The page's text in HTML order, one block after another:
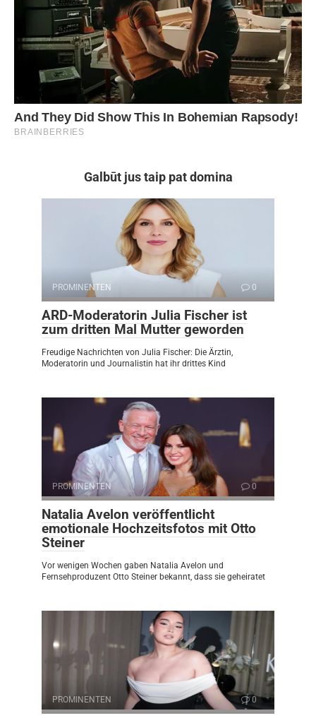
Galbūt jus taip pat domina
PROMINENTEN 0
ARD-Moderatorin Julia Fischer ist
zum dritten Mal Mutter geworden
Freudige Nachrichten von Julia Fischer: Die Ärztin,
Moderatorin und Journalistin hat ihr drittes Kind
PROMINENTEN 0
Natalia Avelon veröffentlicht
emotionale Hochzeitsfotos mit Otto
Steiner
Vor wenigen Wochen gaben Natalia Avelon und
Fernsehproduzent Otto Steiner bekannt, dass sie geheiratet
PROMINENTEN 0